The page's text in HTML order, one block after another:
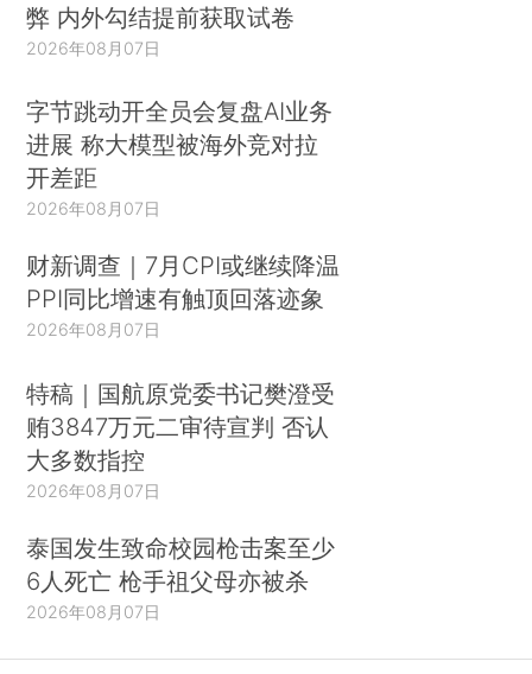
弊 内外勾结提前获取试卷
2026年08月07日
字节跳动开全员会复盘AI业务
进展 称大模型被海外竞对拉
开差距
2026年08月07日
财新调查｜7月CPI或继续降温
PPI同比增速有触顶回落迹象
2026年08月07日
特稿｜国航原党委书记樊澄受
贿3847万元二审待宣判 否认
大多数指控
2026年08月07日
泰国发生致命校园枪击案至少
6人死亡 枪手祖父母亦被杀
2026年08月07日